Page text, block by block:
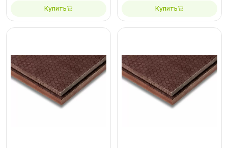
Купить Купить